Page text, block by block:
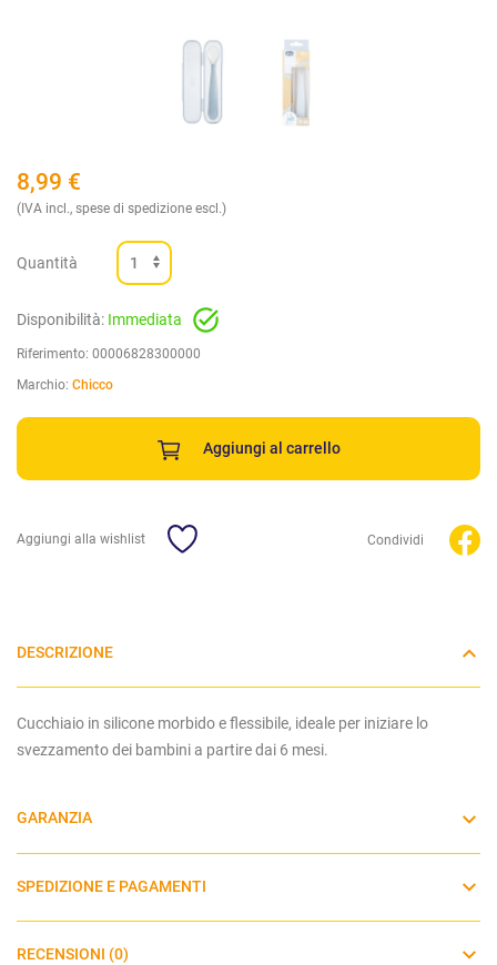
8,99 €
(IVA incl., spese di spedizione escl.)
Quantità
Disponibilità: Immediata
Riferimento: 00006828300000
Marchio: Chicco
Aggiungi al carrello
Aggiungi alla wishlist Condividi
DESCRIZIONE
Cucchiaio in silicone morbido e flessibile, ideale per iniziare lo
svezzamento dei bambini a partire dai 6 mesi.
GARANZIA
SPEDIZIONE E PAGAMENTI
RECENSIONI (0)